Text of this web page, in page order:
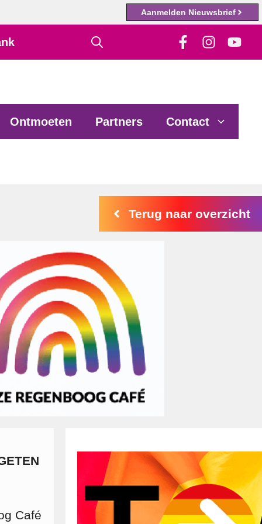
Aanmelden Nieuwsbrief
Ontmoeten Partners Contact
Terug naar overzicht
Café